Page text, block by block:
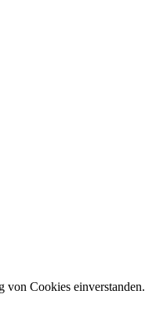
von Cookies einverstanden.